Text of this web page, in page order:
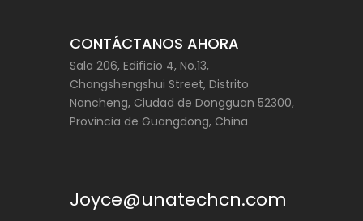
CONTÁCTANOS AHORA
Sala 206, Edificio 4, No.13,
Changshengshui Street, Distrito
Nancheng, Ciudad de Dongguan 52300,
Provincia de Guangdong, China
Joyce@unatechcn.com